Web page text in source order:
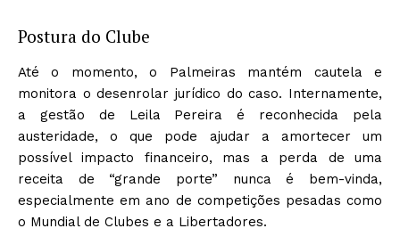
Postura do Clube
Até o momento, o Palmeiras mantém cautela e
monitora o desenrolar jurídico do caso. Internamente,
a gestão de Leila Pereira é reconhecida pela
austeridade, o que pode ajudar a amortecer um
possível impacto financeiro, mas a perda de uma
receita de “grande porte” nunca é bem-vinda,
especialmente em ano de competições pesadas como
o Mundial de Clubes e a Libertadores.